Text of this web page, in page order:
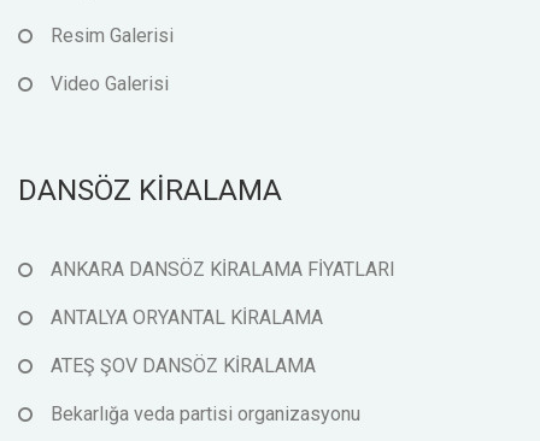
Resim Galerisi
Video Galerisi
DANSÖZ KİRALAMA
ANKARA DANSÖZ KİRALAMA FİYATLARI
ANTALYA ORYANTAL KİRALAMA
ATEŞ ŞOV DANSÖZ KİRALAMA
Bekarlığa veda partisi organizasyonu